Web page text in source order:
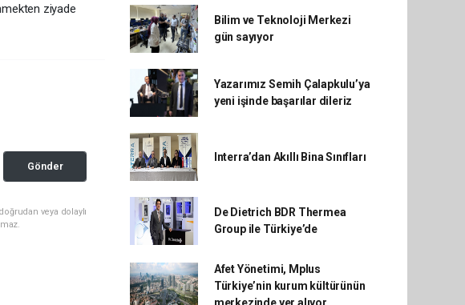
ziyade
Gönder
veya dolaylı
Bilim ve Teknoloji Merkezi
gün sayıyor
Yazarımız Semih Çalapkulu’ya
yeni işinde başarılar dileriz
Interra’dan Akıllı Bina Sınıfları
De Dietrich BDR Thermea
Group ile Türkiye’de
Afet Yönetimi, Mplus
Türkiye’nin kurum kültürünün